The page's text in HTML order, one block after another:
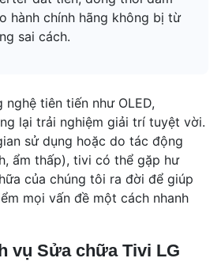
hành chính hãng không bị từ
sai cách.
tiên tiến như OLED,
lại trải nghiệm giải trí tuyệt vời.
sử dụng hoặc do tác động
ẩm thấp), tivi có thể gặp hư
của chúng tôi ra đời để giúp
mọi vấn đề một cách nhanh
vụ Sửa chữa Tivi LG